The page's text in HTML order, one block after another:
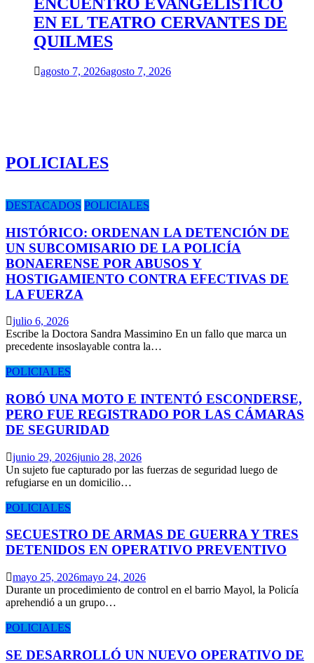
EN EL TEATRO CERVANTES DE
QUILMES
agosto 7, 2026agosto 7, 2026
POLICIALES
DESTACADOS POLICIALES
HISTÓRICO: ORDENAN LA DETENCIÓN DE
UN SUBCOMISARIO DE LA POLICÍA
BONAERENSE POR ABUSOS Y
HOSTIGAMIENTO CONTRA EFECTIVAS DE
LA FUERZA
julio 6, 2026
Escribe la Doctora Sandra Massimino En un fallo que marca un
precedente insoslayable contra la…
POLICIALES
ROBÓ UNA MOTO E INTENTÓ ESCONDERSE,
PERO FUE REGISTRADO POR LAS CÁMARAS
DE SEGURIDAD
junio 29, 2026junio 28, 2026
Un sujeto fue capturado por las fuerzas de seguridad luego de
refugiarse en un domicilio…
POLICIALES
SECUESTRO DE ARMAS DE GUERRA Y TRES
DETENIDOS EN OPERATIVO PREVENTIVO
mayo 25, 2026mayo 24, 2026
Durante un procedimiento de control en el barrio Mayol, la Policía
aprehendió a un grupo…
POLICIALES
SE DESARROLLÓ UN NUEVO OPERATIVO DE